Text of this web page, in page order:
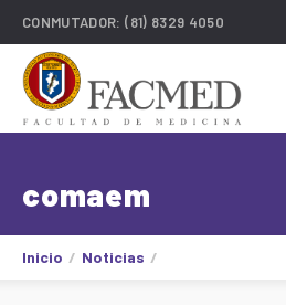
CONMUTADOR:(81) 8329 4050
comaem
Inicio Noticias